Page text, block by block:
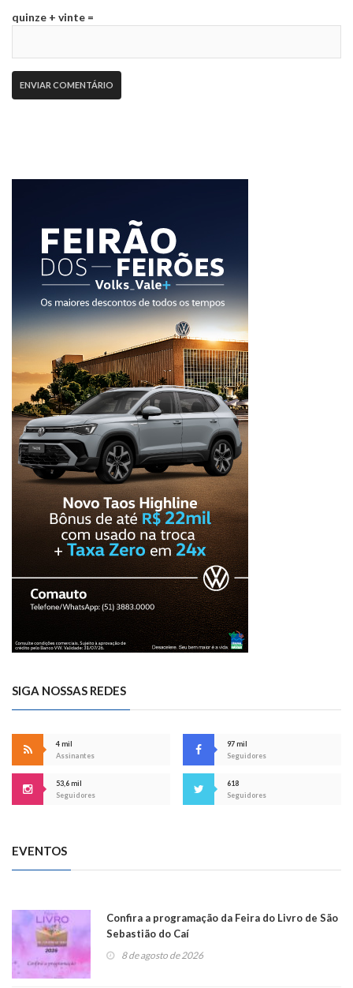
quinze + vinte =
SIGA NOSSAS REDES
4 mil
Assinantes
97 mil
Seguidores
53,6 mil
Seguidores
618
Seguidores
EVENTOS
Confira a programação da Feira do Livro de São
Sebastião do Caí
8 de agosto de 2026